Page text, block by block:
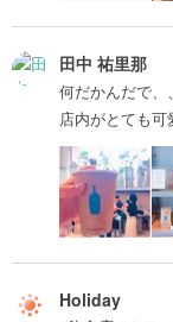
田中 祐里那
何だかんだで、
店内がとても
Holiday